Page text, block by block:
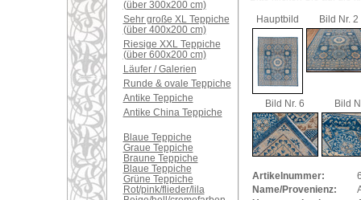
(über 300x200 cm)
Sehr große XL Teppiche
(über 400x200 cm)
Riesige XXL Teppiche
(über 600x200 cm)
Läufer / Galerien
Runde & ovale Teppiche
Antike Teppiche
Antike China Teppiche
Blaue Teppiche
Graue Teppiche
Braune Teppiche
Blaue Teppiche
Grüne Teppiche
Rot/pink/flieder/lila
Hauptbild
Bild Nr. 2
Bild Nr. 6 Bild
Artikelnummer:
Name/Provenienz: